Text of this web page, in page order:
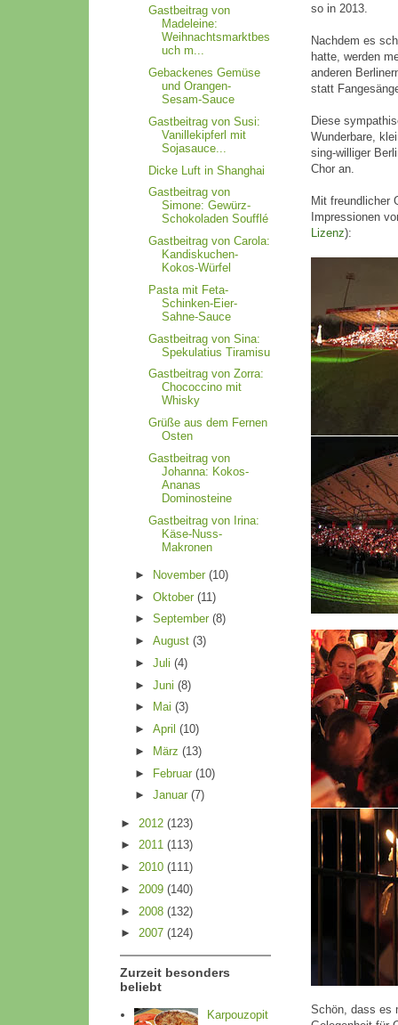
so in 2013.
Nachdem es
hatte, werden
anderen
statt
Diese
Wunderbare,
sing-williger
Chor an.
Mit freundlicher
Impressionen
Lizenz):
Schön, dass es
Gastbeitrag von
Madeleine:
Weihnachtsmarktbes
uch m...
Gebackenes Gemüse
und Orangen-
Sesam-Sauce
Gastbeitrag von Susi:
Vanillekipferl mit
Sojasauce...
Dicke Luft in Shanghai
Gastbeitrag von
Simone: Gewürz-
Schokoladen Soufflé
Gastbeitrag von Carola:
Kandiskuchen-
Kokos-Würfel
Pasta mit Feta-
Schinken-Eier-
Sahne-Sauce
Gastbeitrag von Sina:
Spekulatius Tiramisu
Gastbeitrag von Zorra:
Chococcino mit
Whisky
Grüße aus dem Fernen
Osten
Gastbeitrag von
Johanna: Kokos-
Ananas
Dominosteine
Gastbeitrag von Irina:
Käse-Nuss-
Makronen
► November (10)
► Oktober (11)
► September (8)
► August (3)
► Juli (4)
► Juni (8)
►
Mai (3)
► April (10)
►
März (13)
► Februar (10)
► Januar (7)
► 2012 (123)
► 2011 (113)
► 2010 (111)
► 2009 (140)
► 2008 (132)
► 2007 (124)
Zurzeit besonders
beliebt
Karpouzopit